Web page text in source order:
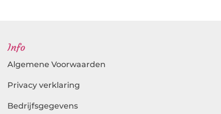
Info
Algemene Voorwaarden
Privacy verklaring
Bedrijfsgegevens